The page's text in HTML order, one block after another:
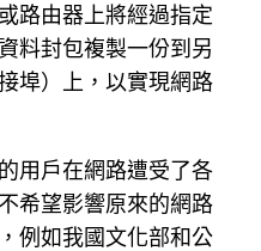
路由器上將經過指定
料封包複製一份到另
埠）上，以實現網路
用戶在網路遭受了各
希望影響原來的網路
例如我國文化部和公